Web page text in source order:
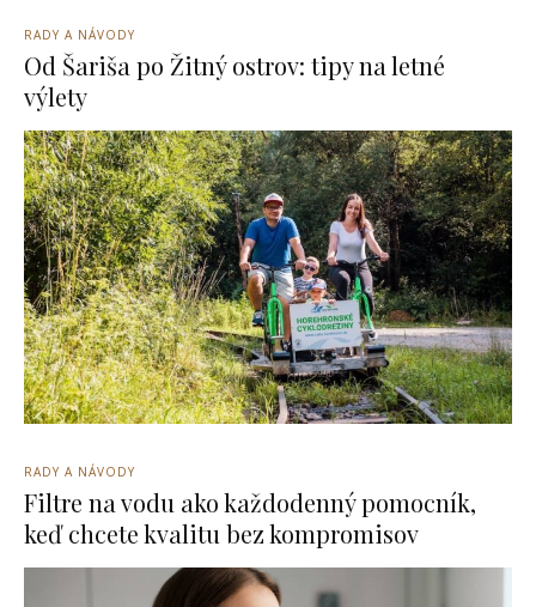
RADY A NÁVODY
Od Šariša po Žitný ostrov: tipy na letné
výlety
RADY A NÁVODY
Filtre na vodu ako každodenný pomocník,
keď chcete kvalitu bez kompromisov